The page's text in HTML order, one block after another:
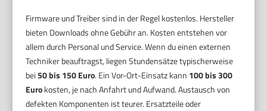
Firmware und Treiber sind in der Regel kostenlos. Hersteller
bieten Downloads ohne Gebühr an. Kosten entstehen vor
allem durch Personal und Service. Wenn du einen externen
Techniker beauftragst, liegen Stundensätze typischerweise
bei50 bis 150 Euro. Ein Vor-Ort-Einsatz kann 100 bis 300
Eurokosten, je nach Anfahrt und Aufwand. Austausch von
defekten Komponenten ist teurer. Ersatzteile oder